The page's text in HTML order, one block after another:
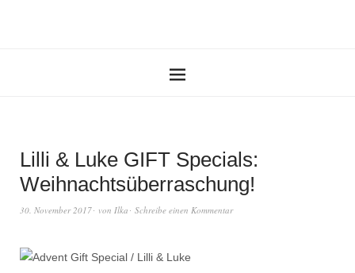
Lilli & Luke GIFT Specials:
Weihnachtsüberraschung!
30. November 2017 von Ilka Schreibe einen Kommentar